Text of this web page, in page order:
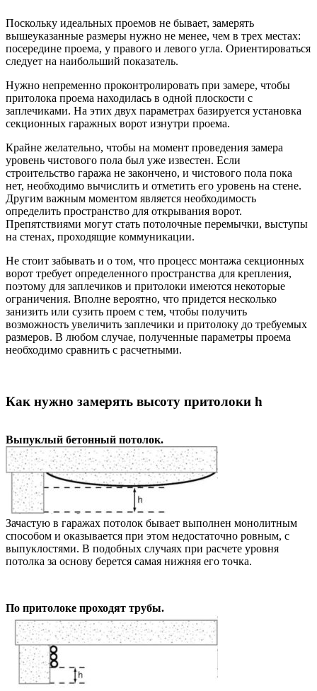
Поскольку идеальных проемов не бывает, замерять
вышеуказанные размеры нужно не менее, чем в трех местах:
посередине проема, у правого и левого угла. Ориентироваться
следует на наибольший показатель.
Нужно непременно проконтролировать при замере, чтобы
притолока проема находилась в одной плоскости с
заплечиками. На этих двух параметрах базируется установка
секционных гаражных ворот изнутри проема.
Крайне желательно, чтобы на момент проведения замера
уровень чистового пола был уже известен. Если
строительство гаража не закончено, и чистового пола пока
нет, необходимо вычислить и отметить его уровень на стене.
Другим важным моментом является необходимость
определить пространство для открывания ворот.
Препятствиями могут стать потолочные перемычки, выступы
на стенах, проходящие коммуникации.
Не стоит забывать и о том, что процесс монтажа секционных
ворот требует определенного пространства для крепления,
поэтому для заплечиков и притолоки имеются некоторые
ограничения. Вполне вероятно, что придется несколько
занизить или сузить проем с тем, чтобы получить
возможность увеличить заплечики и притолоку до требуемых
размеров. В любом случае, полученные параметры проема
необходимо сравнить с расчетными.
Как нужно замерять высоту притолоки h
Выпуклый бетонный потолок.
Зачастую в гаражах потолок бывает выполнен монолитным
способом и оказывается при этом недостаточно ровным, с
выпуклостями. В подобных случаях при расчете уровня
потолка за основу берется самая нижняя его точка.
По притолоке проходят трубы.